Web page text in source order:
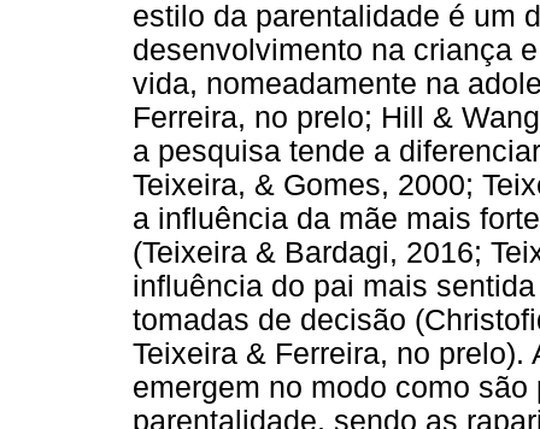
estilo da parentalidade é um
desenvolvimento na criança
vida, nomeadamente na
Ferreira, no prelo; Hill &
a pesquisa tende a
Teixeira, & Gomes, 2000;
a influência da mãe mais
(Teixeira & Bardagi, 2016;
influência do pai mais
tomadas de decisão
Teixeira & Ferreira, no
emergem no modo como
parentalidade, sendo as